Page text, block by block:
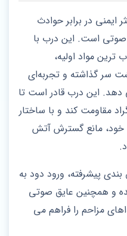
در برابر حوادث
است. این درب با
ترین مواد اولیه،
سر گذاشته و تجربه‌ای
دهد. این درب قادر است تا
سانتی‌ گراد مقاومت کند و با ساختار
خود، مانع گسترش آتش‌
بندی پیشرفته، ورود دود به
و همچنین عایق صوتی
مزاحم را فراهم می‌